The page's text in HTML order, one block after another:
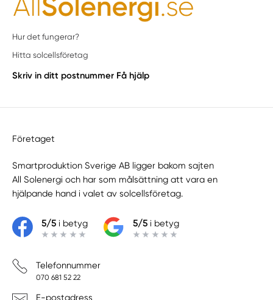
Hur det fungerar?
Hitta solcellsföretag
Skriv in ditt postnummer Få hjälp
Företaget
Smartproduktion Sverige AB ligger bakom sajten
All Solenergi och har som målsättning att vara en
hjälpande hand i valet av solcellsföretag.
5/5i betyg 5/5i betyg
Telefonnummer
070 681 52 22
E-postadress